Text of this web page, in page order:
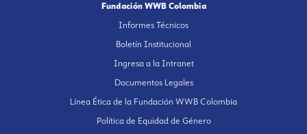
Fundación WWB Colombia
Informes Técnicos
Boletín Institucional
Ingresa a la Intranet
Documentos Legales
Línea Ética de la Fundación WWB Colombia
Política de Equidad de Género